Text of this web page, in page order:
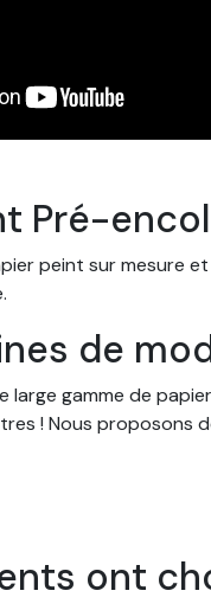
Pré-
peint sur mesure
de
large gamme de
! Nous
un salon ou
peints
dimensions de
ont